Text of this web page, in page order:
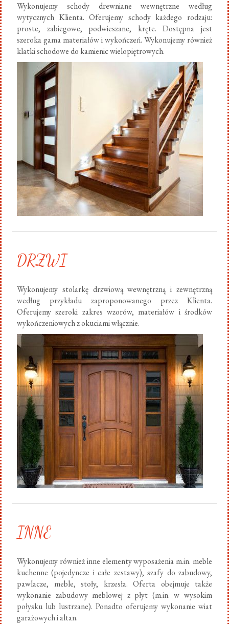
Wykonujemy schody drewniane wewnętrzne według
wytycznych Klienta. Oferujemy schody każdego rodzaju:
proste, zabiegowe, podwieszane, kręte. Dostępna jest
szeroka gama materiałów i wykończeń. Wykonujemy również
klatki schodowe do kamienic wielopiętrowych.
DRZWI
Wykonujemy stolarkę drzwiową wewnętrzną i zewnętrzną
według przykładu zaproponowanego przez Klienta.
Oferujemy szeroki zakres wzorów, materiałów i środków
wykończeniowych z okuciami włącznie.
INNE
Wykonujemy również inne elementy wyposażenia m.in. meble
kuchenne (pojedyncze i całe zestawy), szafy do zabudowy,
pawlacze, meble, stoły, krzesła. Oferta obejmuje także
wykonanie zabudowy meblowej z płyt (m.in. w wysokim
połysku lub lustrzane). Ponadto oferujemy wykonanie wiat
garażowych i altan.
.